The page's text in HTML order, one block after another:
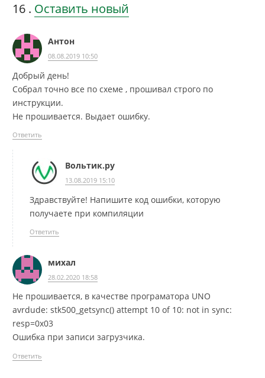
16 комментариев
. Оставить новый
Антон
08.08.2019 10:50
Добрый день!
Собрал точно все по схеме , прошивал строго по
инструкции.
Не прошивается. Выдает ошибку.
Ответить
Вольтик.ру
13.08.2019 15:10
Здравствуйте! Напишите код ошибки, которую
получаете при компиляции
Ответить
михал
28.02.2020 18:58
Не прошивается, в качестве програматора UNO
avrdude: stk500_getsync() attempt 10 of 10: not in sync:
resp=0x03
Ошибка при записи загрузчика.
Ответить